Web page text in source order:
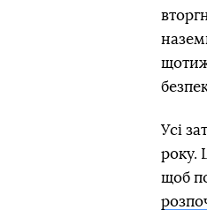
Усі
року.
щоб